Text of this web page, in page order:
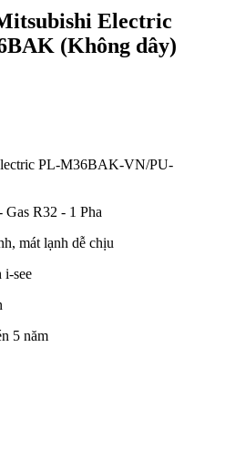
Electric
(Không dây)
PL-M36BAK-VN/PU-
R32 - 1 Pha
mát lạnh dễ chịu
i-see
5 năm